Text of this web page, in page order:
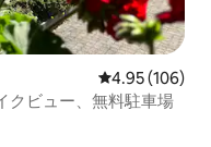
レビュー106
4.95 (106)
クビュー、無料駐車場